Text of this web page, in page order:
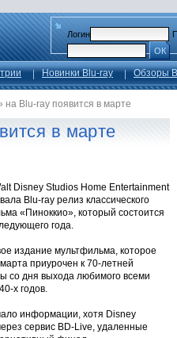
Логин
ОК
Новинки Blu-ray Обзоры
на Blu-ray появится в марте
в марте
Disney Studios Home Entertainment
Blu-ray релиз классического
«Пиноккио», который состоится
года.
издание мультфильма, которое
приурочен к 70-летней
со дня выхода любимого всеми
х годов.
информации, хотя Disney
сервис BD-Live, удаленные